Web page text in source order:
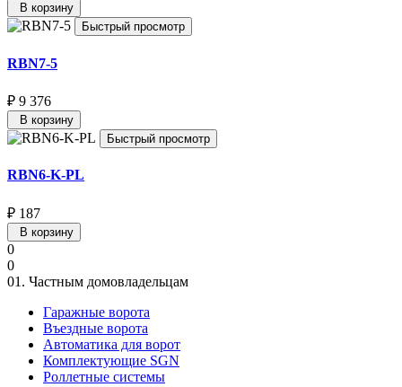
В корзину
Быстрый просмотр
RBN7-5
₽ 9 376
В корзину
Быстрый просмотр
RBN6-K-PL
₽ 187
В корзину
0
0
01. Частным домовладельцам
Гаражные ворота
Въездные ворота
Автоматика для ворот
Комплектующие SGN
Роллетные системы